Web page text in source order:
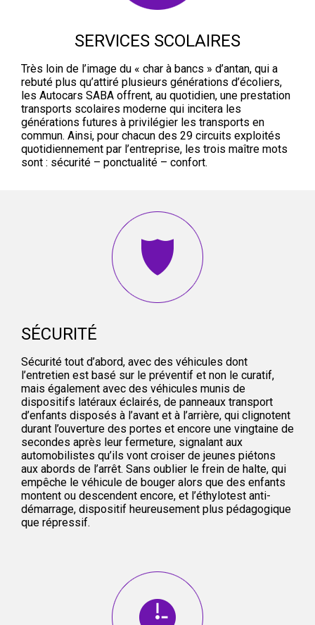
SERVICES SCOLAIRES
Très loin de l’image du « char à bancs » d’antan, qui a
rebuté plus qu’attiré plusieurs générations d’écoliers,
les Autocars SABA offrent, au quotidien, une prestation
transports scolaires moderne qui incitera les
générations futures à privilégier les transports en
commun. Ainsi, pour chacun des 29 circuits exploités
quotidiennement par l’entreprise, les trois maître mots
sont : sécurité – ponctualité – confort.
SÉCURITÉ
Sécurité tout d’abord, avec des véhicules dont
l’entretien est basé sur le préventif et non le curatif,
mais également avec des véhicules munis de
dispositifs latéraux éclairés, de panneaux transport
d’enfants disposés à l’avant et à l’arrière, qui clignotent
durant l’ouverture des portes et encore une vingtaine de
secondes après leur fermeture, signalant aux
automobilistes qu’ils vont croiser de jeunes piétons
aux abords de l’arrêt. Sans oublier le frein de halte, qui
empêche le véhicule de bouger alors que des enfants
montent ou descendent encore, et l’éthylotest anti-
démarrage, dispositif heureusement plus pédagogique
que répressif.